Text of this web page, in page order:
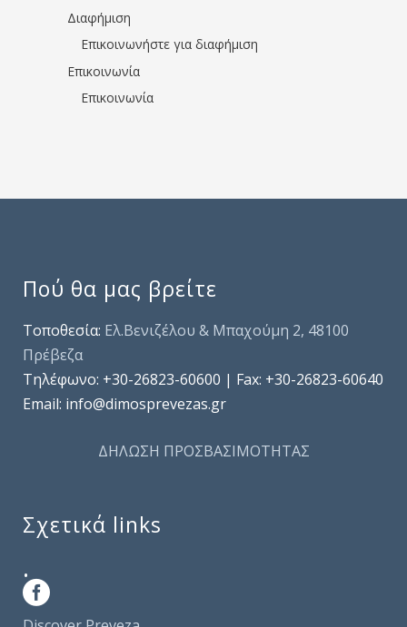
Διαφήμιση
Επικοινωνήστε για διαφήμιση
Επικοινωνία
Επικοινωνία
Πού θα μας βρείτε
Τοποθεσία: Ελ.Βενιζέλου & Μπαχούμη 2, 48100
Πρέβεζα
Τηλέφωνo: +30-26823-60600 | Fax: +30-26823-60640
Email: info@dimosprevezas.gr
ΔΗΛΩΣΗ ΠΡΟΣΒΑΣΙΜΟΤΗΤΑΣ
Σχετικά links
.